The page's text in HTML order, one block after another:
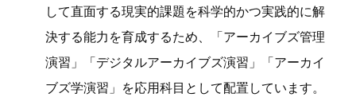
して直面する現実的課題を科学的かつ実践的に解
決する能力を育成するため、「アーカイブズ管理
演習」「デジタルアーカイブズ演習」「アーカイ
ブズ学演習」を応用科目として配置しています。